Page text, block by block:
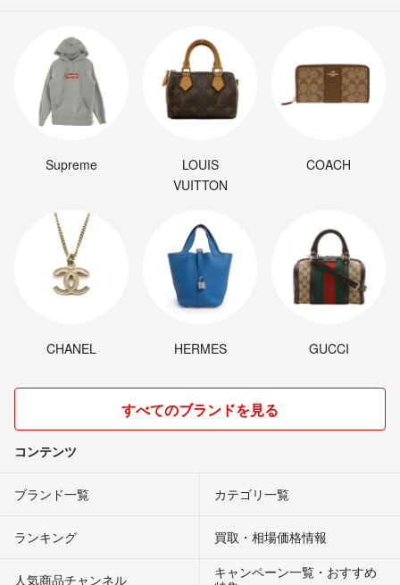
Supreme
LOUIS
VUITTON
COACH
CHANEL HERMES GUCCI
すべてのブランドを見る
コンテンツ
ブランド一覧 カテゴリ一覧
ランキング 買取・相場価格情報
人気商品チャンネル
キャンペーン一覧・おすすめ